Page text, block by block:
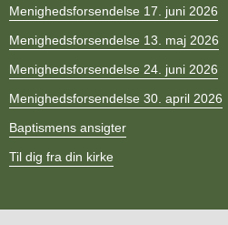
11.0:
Kalender
13.0:
Værktøjskassen
14.0:
Mission
15.0:
BaptistKirken
16.0:
Kontakt
Menighedsforsendelse 17. juni 2026
Menighedsforsendelse 13. maj 2026
Menighedsforsendelse 24. juni 2026
Menighedsforsendelse 30. april 2026
Baptismens ansigter
Til dig fra din kirke